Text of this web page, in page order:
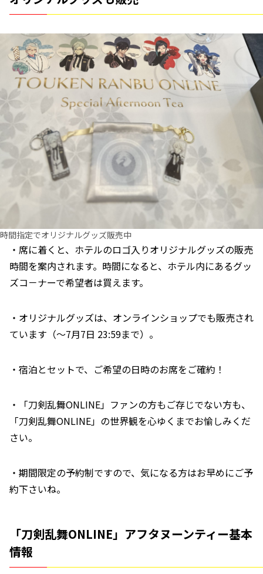
時間指定でオリジナルグッズ販売中
・席に着くと、ホテルのロゴ入りオリジナルグッズの販売
時間を案内されます。時間になると、ホテル内にあるグッ
ズコ－ナーで希望者は買えます。
・オリジナルグッズは、オンラインショップでも販売され
ています（～7月7日 23:59まで）。
・宿泊とセットで、ご希望の日時のお席をご確約！
・「刀剣乱舞ONLINE」ファンの方もご存じでない方も、
「刀剣乱舞ONLINE」の世界観を心ゆくまでお愉しみくだ
さい。
・期間限定の予約制ですので、気になる方はお早めにご予
約下さいね。
「刀剣乱舞ONLINE」アフタヌーンティー基本
情報